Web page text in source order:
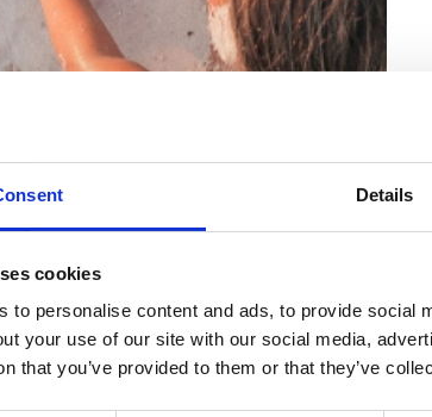
Details
cookies
to personalise content and ads, to provide social
your use of our site with our social media,
that you’ve provided to them or that they’ve
mit den
schönsten
Stränden